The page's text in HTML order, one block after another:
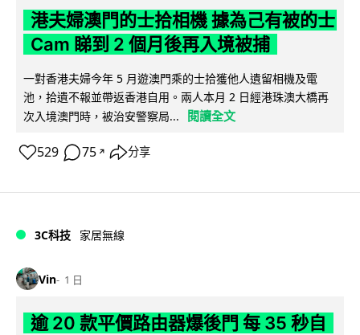
港夫婦澳門的士拾相機 據為己有被的士
Cam 睇到 2 個月後再入境被捕
一對香港夫婦今年 5 月遊澳門乘的士拾獲他人遺留相機及電
池，拾遺不報並帶返香港自用。兩人本月 2 日經港珠澳大橋再
次入境澳門時，被治安警察局...
閱讀全文
529 75 ↗ 分享
3C科技 家居無線
Vin 1 日
逾 20 款平價路由器爆後門 每 35 秒自